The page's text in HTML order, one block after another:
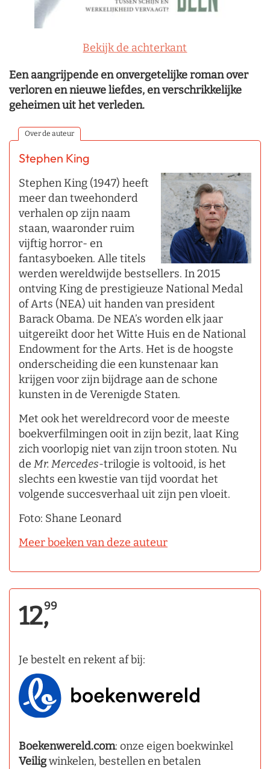
Bekijk de achterkant
Een aangrijpende en onvergetelijke roman over
verloren en nieuwe liefdes, en verschrikkelijke
geheimen uit het verleden.
Over de auteur
Stephen King
Stephen King (1947) heeft
meer dan tweehonderd
verhalen op zijn naam
staan, waaronder ruim
vijftig horror- en
fantasyboeken. Alle titels
werden wereldwijde bestsellers. In 2015
ontving King de prestigieuze National Medal
of Arts (NEA) uit handen van president
Barack Obama. De NEA’s worden elk jaar
uitgereikt door het Witte Huis en de National
Endowment for the Arts. Het is de hoogste
onderscheiding die een kunstenaar kan
krijgen voor zijn bijdrage aan de schone
kunsten in de Verenigde Staten.
Met ook het wereldrecord voor de meeste
boekverfilmingen ooit in zijn bezit, laat King
zich voorlopig niet van zijn troon stoten. Nu
de Mr. Mercedes­-trilogie is voltooid, is het
slechts een kwestie van tijd voordat het
volgende succesverhaal uit zijn pen vloeit.
Foto: Shane Leonard
Meer boeken van deze auteur
12,99
Je bestelt en rekent af bij:
Boekenwereld.com: onze eigen boekwinkel
Veiligwinkelen, bestellen en betalen